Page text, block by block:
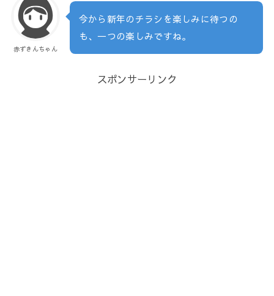
赤ずきんちゃん
今から新年のチラシを楽しみに待つの
も、一つの楽しみですね。
スポンサーリンク